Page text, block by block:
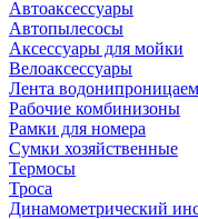
Автоаксессуары
Автопылесосы
Аксессуары для мойки
Велоаксессуары
Лента
Рабочие комбинизоны
Рамки для номера
Сумки хозяйственные
Термосы
Троса
Динамометрический